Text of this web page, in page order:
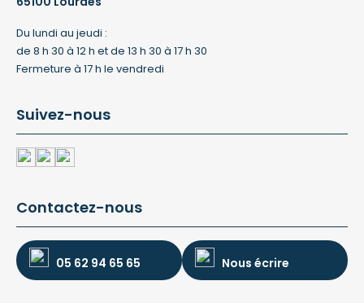
Du lundi au jeudi :
de 8 h 30 à 12 h et de 13 h 30 à 17 h 30
Fermeture à 17 h le vendredi
Suivez-nous
Contactez-nous
05 62 94 65 65 Nous écrire